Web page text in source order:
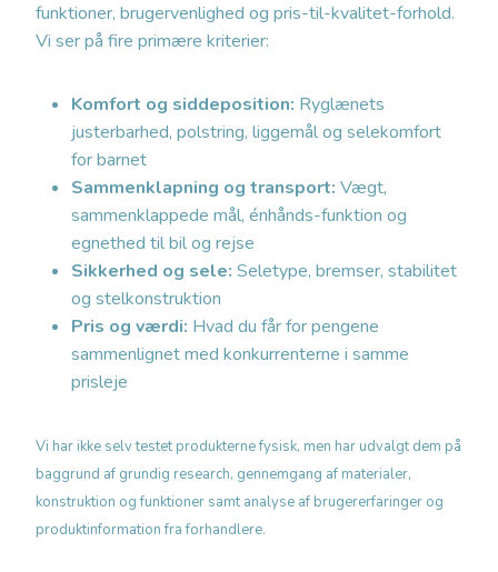
funktioner, brugervenlighed og pris-til-kvalitet-forhold.
Vi ser på fire primære kriterier:
Komfort og siddeposition: Ryglænets
justerbarhed, polstring, liggemål og selekomfort
for barnet
Sammenklapning og transport: Vægt,
sammenklappede mål, énhånds-funktion og
egnethed til bil og rejse
Sikkerhed og sele: Seletype, bremser, stabilitet
og stelkonstruktion
Pris og værdi: Hvad du får for pengene
sammenlignet med konkurrenterne i samme
prisleje
Vi har ikke selv testet produkterne fysisk, men har udvalgt dem på
baggrund af grundig research, gennemgang af materialer,
konstruktion og funktioner samt analyse af brugererfaringer og
produktinformation fra forhandlere.